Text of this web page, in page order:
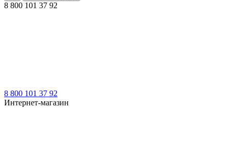
8 800 101 37 92
8 800 101 37 92
Интернет-магазин